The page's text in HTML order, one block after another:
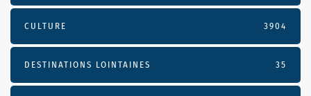
CULTURE 3904
DESTINATIONS LOINTAINES 35